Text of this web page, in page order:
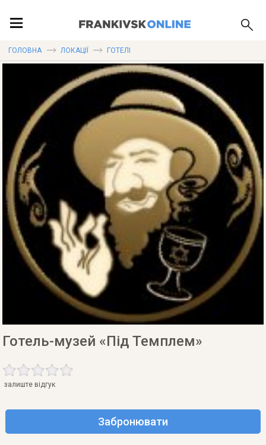
ЛОКАЦІЇ
ПУБЛІКАЦІЇ
ГОЛОВНА ЛОКАЦІЇ ГОТЕЛІ
Готель-музей «Під Темплем»
залиште відгук
Забронювати